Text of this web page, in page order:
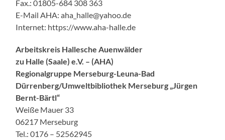
Fax.: 01805-684 308 363
E-Mail AHA: aha_halle@yahoo.de
Internet: https://www.aha-halle.de
Arbeitskreis Hallesche Auenwälder
zu Halle (Saale) e.V. – (AHA)
Regionalgruppe Merseburg-Leuna-Bad
Dürrenberg/Umweltbibliothek Merseburg „Jürgen
Bernt-Bärtl“
Weiße Mauer 33
06217 Merseburg
Tel.: 0176 – 52562945